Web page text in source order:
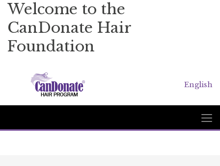
Welcome to the
CanDonate Hair
Foundation
English